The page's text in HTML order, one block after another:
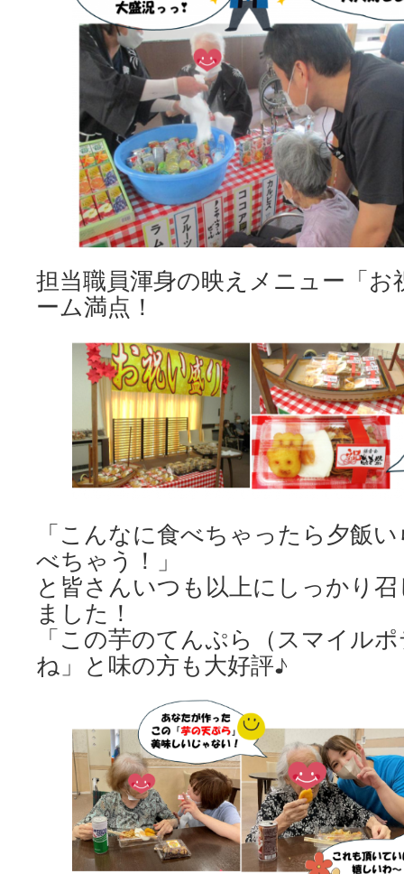
担当職員渾身の映えメニュー「
ーム満点！
「こんなに食べちゃったら夕飯
べちゃう！」
と皆さんいつも以上にしっかり
ました！
「この芋のてんぷら（スマイル
ね」と味の方も大好評♪